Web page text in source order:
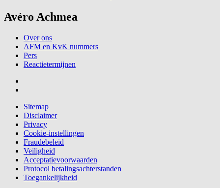
Avéro Achmea
Over ons
AFM en KvK nummers
Pers
Reactietermijnen
Sitemap
Disclaimer
Privacy
Cookie-instellingen
Fraudebeleid
Veiligheid
Acceptatievoorwaarden
Protocol betalingsachterstanden
Toegankelijkheid